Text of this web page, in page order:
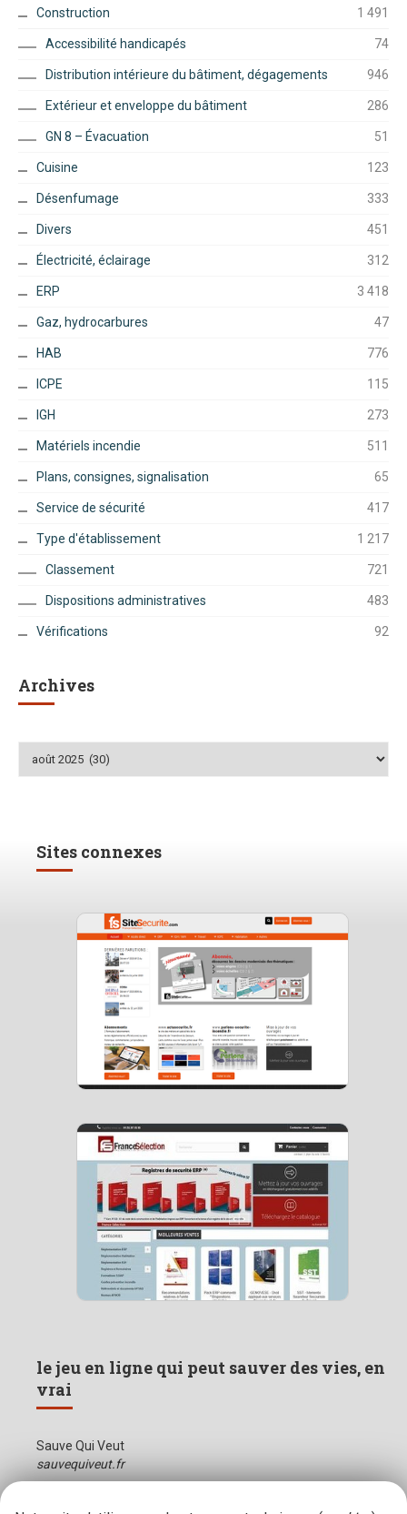
Construction 1 491
Accessibilité handicapés 74
Distribution intérieure du bâtiment, dégagements 946
Extérieur et enveloppe du bâtiment 286
GN 8 – Évacuation 51
Cuisine 123
Désenfumage 333
Divers 451
Électricité, éclairage 312
ERP 3 418
Gaz, hydrocarbures 47
HAB 776
ICPE 115
IGH 273
Matériels incendie 511
Plans, consignes, signalisation 65
Service de sécurité 417
Type d'établissement 1 217
Classement 721
Dispositions administratives 483
Vérifications 92
Archives
Archives
Sites connexes
le jeu en ligne qui peut sauver des vies, en
vrai
Sauve Qui Veut
sauvequiveut.fr